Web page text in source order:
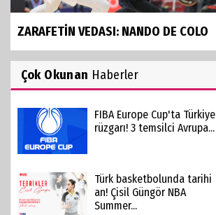
ZARAFETİN VEDASI: NANDO DE COLO
Çok Okunan Haberler
FIBA Europe Cup'ta Türkiye
rüzgarı! 3 temsilci Avrupa...
Türk basketbolunda tarihi
an! Çisil Güngör NBA
Summer...